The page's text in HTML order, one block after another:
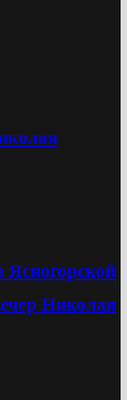
Ясногорской
Николая